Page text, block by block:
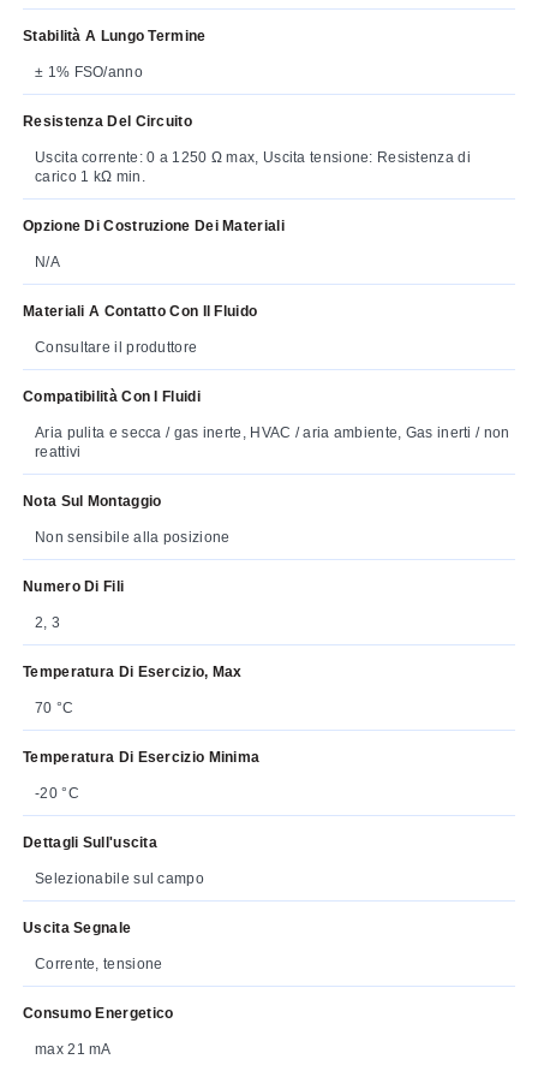
Stabilità A Lungo Termine
± 1% FSO/anno
Resistenza Del Circuito
Uscita corrente: 0 a 1250 Ω max, Uscita tensione: Resistenza di
carico 1 kΩ min.
Opzione Di Costruzione Dei Materiali
N/A
Materiali A Contatto Con Il Fluido
Consultare il produttore
Compatibilità Con I Fluidi
Aria pulita e secca / gas inerte, HVAC / aria ambiente, Gas inerti / non
reattivi
Nota Sul Montaggio
Non sensibile alla posizione
Numero Di Fili
2, 3
Temperatura Di Esercizio, Max
70 °C
Temperatura Di Esercizio Minima
-20 °C
Dettagli Sull'uscita
Selezionabile sul campo
Uscita Segnale
Corrente, tensione
Consumo Energetico
max 21 mA